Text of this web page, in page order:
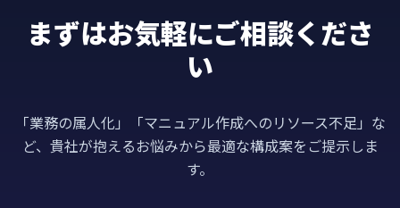
まずはお気軽にご相談くださ
い
「業務の属人化」「マニュアル作成へのリソース不足」な
ど、貴社が抱えるお悩みから最適な構成案をご提示しま
す。